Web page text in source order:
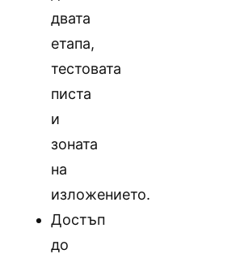
двата
етапа,
тестовата
писта
и
зоната
на
изложението.
Достъп
до